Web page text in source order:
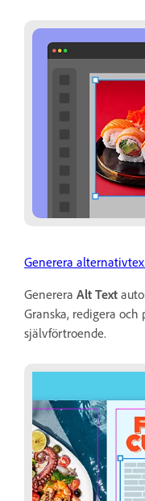
Generera
Generera Alt Text
Granska, redigera
självförtroende.